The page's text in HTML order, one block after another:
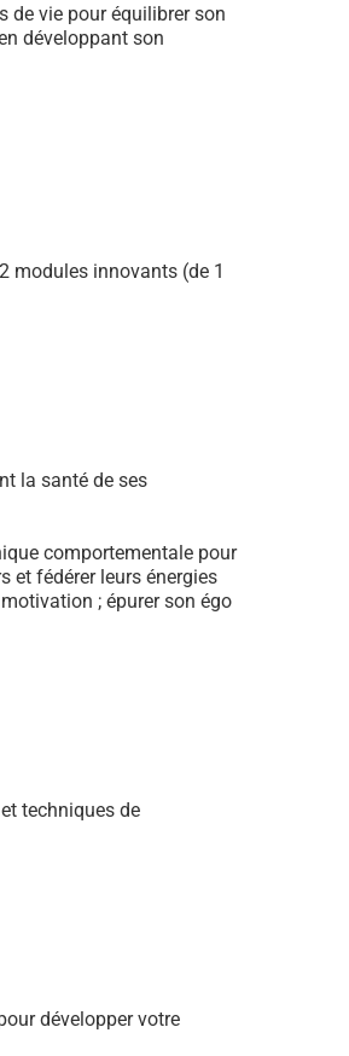
de vie pour équilibrer son
développant son
modules innovants (de 1
la santé de ses
comportementale pour
et fédérer leurs énergies
; épurer son égo
techniques de
développer votre